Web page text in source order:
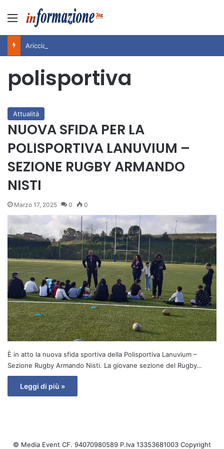
Menu
polisportiva
Attualità
NUOVA SFIDA PER LA
POLISPORTIVA LANUVIUM –
SEZIONE RUGBY ARMANDO
NISTI
Marzo 17, 2025 0 0
È in atto la nuova sfida sportiva della Polisportiva Lanuvium –
Sezione Rugby Armando Nisti. La giovane sezione del Rugby…
Leggi di più »
© Media Event CF. 94070980589 P.Iva 13353681003 Copyright